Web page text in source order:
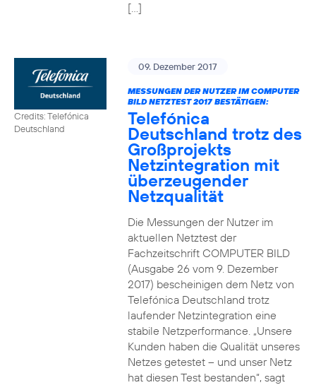
[…]
Credits: Telefónica
Deutschland
09. Dezember 2017
MESSUNGEN DER NUTZER IM COMPUTER
BILD NETZTEST 2017 BESTÄTIGEN:
Telefónica
Deutschland trotz des
Großprojekts
Netzintegration mit
überzeugender
Netzqualität
Die Messungen der Nutzer im
aktuellen Netztest der
Fachzeitschrift COMPUTER BILD
(Ausgabe 26 vom 9. Dezember
2017) bescheinigen dem Netz von
Telefónica Deutschland trotz
laufender Netzintegration eine
stabile Netzperformance. „Unsere
Kunden haben die Qualität unseres
Netzes getestet – und unser Netz
hat diesen Test bestanden“, sagt